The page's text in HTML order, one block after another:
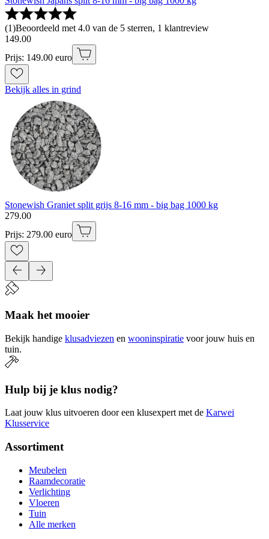
(1)Beoordeeld met 4.0 van de 5 sterren, 1 klantreview
149.00
Prijs: 149.00 euro
Bekijk alles in grind
Stonewish Graniet split grijs 8-16 mm - big bag 1000 kg
279.00
Prijs: 279.00 euro
Maak het mooier
Bekijk handige klusadviezen en wooninspiratie voor jouw huis en
tuin.
Hulp bij je klus nodig?
Laat jouw klus uitvoeren door een klusexpert met de Karwei
Klusservice
Assortiment
Meubelen
Raamdecoratie
Verlichting
Vloeren
Tuin
Alle merken